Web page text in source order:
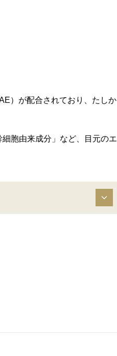
）が配合されており、たしか
胞由来成分」など、目元のエ